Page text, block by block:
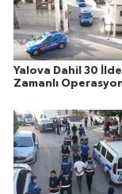
Yalova Dahil 30 İlde
Zamanlı